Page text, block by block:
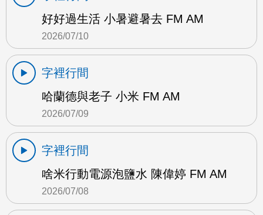
好好過生活 小暑避暑去 FM AM
2026/07/10
字裡行間
哈蘭德與老子 小米 FM AM
2026/07/09
字裡行間
啥米行動電源泡鹽水 陳偉婷 FM AM
2026/07/08